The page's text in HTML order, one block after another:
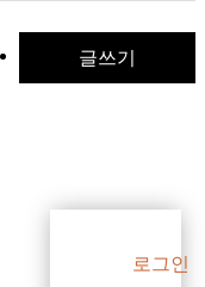
글쓰기
로그인